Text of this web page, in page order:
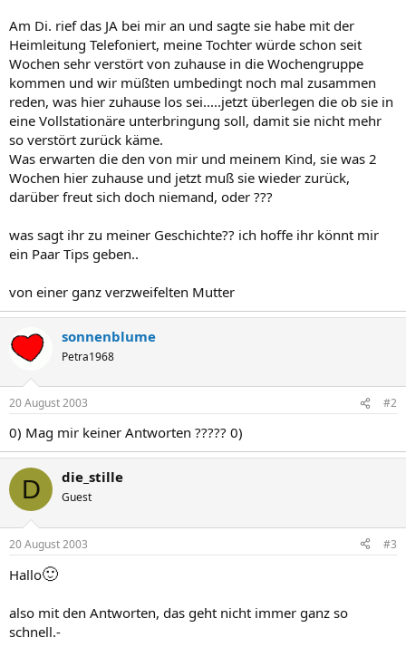
Am Di. rief das JA bei mir an und sagte sie habe mit der
Heimleitung Telefoniert, meine Tochter würde schon seit
Wochen sehr verstört von zuhause in die Wochengruppe
kommen und wir müßten umbedingt noch mal zusammen
reden, was hier zuhause los sei.....jetzt überlegen die ob sie in
eine Vollstationäre unterbringung soll, damit sie nicht mehr
so verstört zurück käme.
Was erwarten die den von mir und meinem Kind, sie was 2
Wochen hier zuhause und jetzt muß sie wieder zurück,
darüber freut sich doch niemand, oder ???
was sagt ihr zu meiner Geschichte?? ich hoffe ihr könnt mir
ein Paar Tips geben..
von einer ganz verzweifelten Mutter
sonnenblume
Petra1968
20 August 2003 #2
0) Mag mir keiner Antworten ????? 0)
D die_stille
Guest
20 August 2003 #3
Hallo🙂
also mit den Antworten, das geht nicht immer ganz so
schnell.-